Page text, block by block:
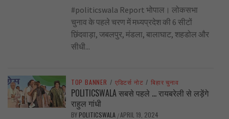
#politicswala Report भोपाल। लोकसभा
चुनाव के पहले चरण में मध्यप्रदेश की 6 सीटों
छिंदवाड़ा, जबलपुर, मंडला, बालाघाट, शहडोल और
सीधी...
TOP BANNER / एडिटर्स नोट / बिहार चुनाव
POLITICSWALA सबसे पहले … रायबरेली से लड़ेंगे
राहुल गांधी
BY POLITICSWALA /APRIL 19, 2024